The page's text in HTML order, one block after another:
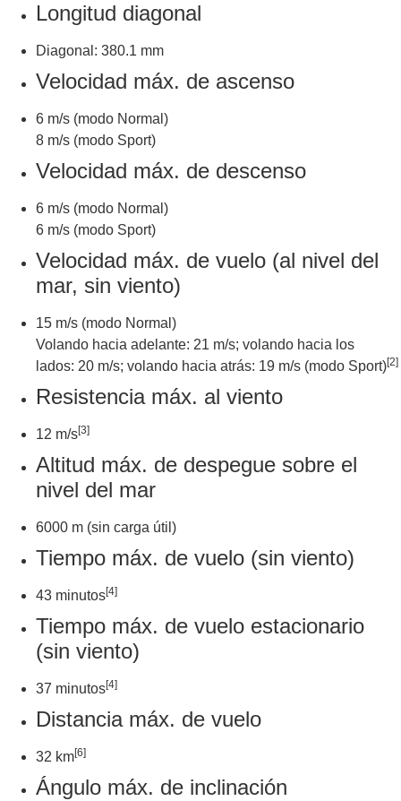
Longitud diagonal
Diagonal: 380.1 mm
Velocidad máx. de ascenso
6 m/s (modo Normal)
8 m/s (modo Sport)
Velocidad máx. de descenso
6 m/s (modo Normal)
6 m/s (modo Sport)
Velocidad máx. de vuelo (al nivel del
mar, sin viento)
15 m/s (modo Normal)
Volando hacia adelante: 21 m/s; volando hacia los
lados: 20 m/s; volando hacia atrás: 19 m/s (modo Sport)[2]
Resistencia máx. al viento
12 m/s[3]
Altitud máx. de despegue sobre el
nivel del mar
6000 m (sin carga útil)
Tiempo máx. de vuelo (sin viento)
43 minutos[4]
Tiempo máx. de vuelo estacionario
(sin viento)
37 minutos[4]
Distancia máx. de vuelo
32 km[6]
Ángulo máx. de inclinación